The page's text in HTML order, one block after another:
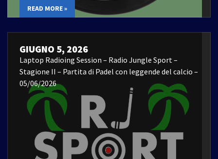
READ MORE »
GIUGNO 5, 2026
Laptop Radioing Session – Radio Jungle Sport –
Stagione II – Partita di Padel con leggende del calcio –
05/06/2026